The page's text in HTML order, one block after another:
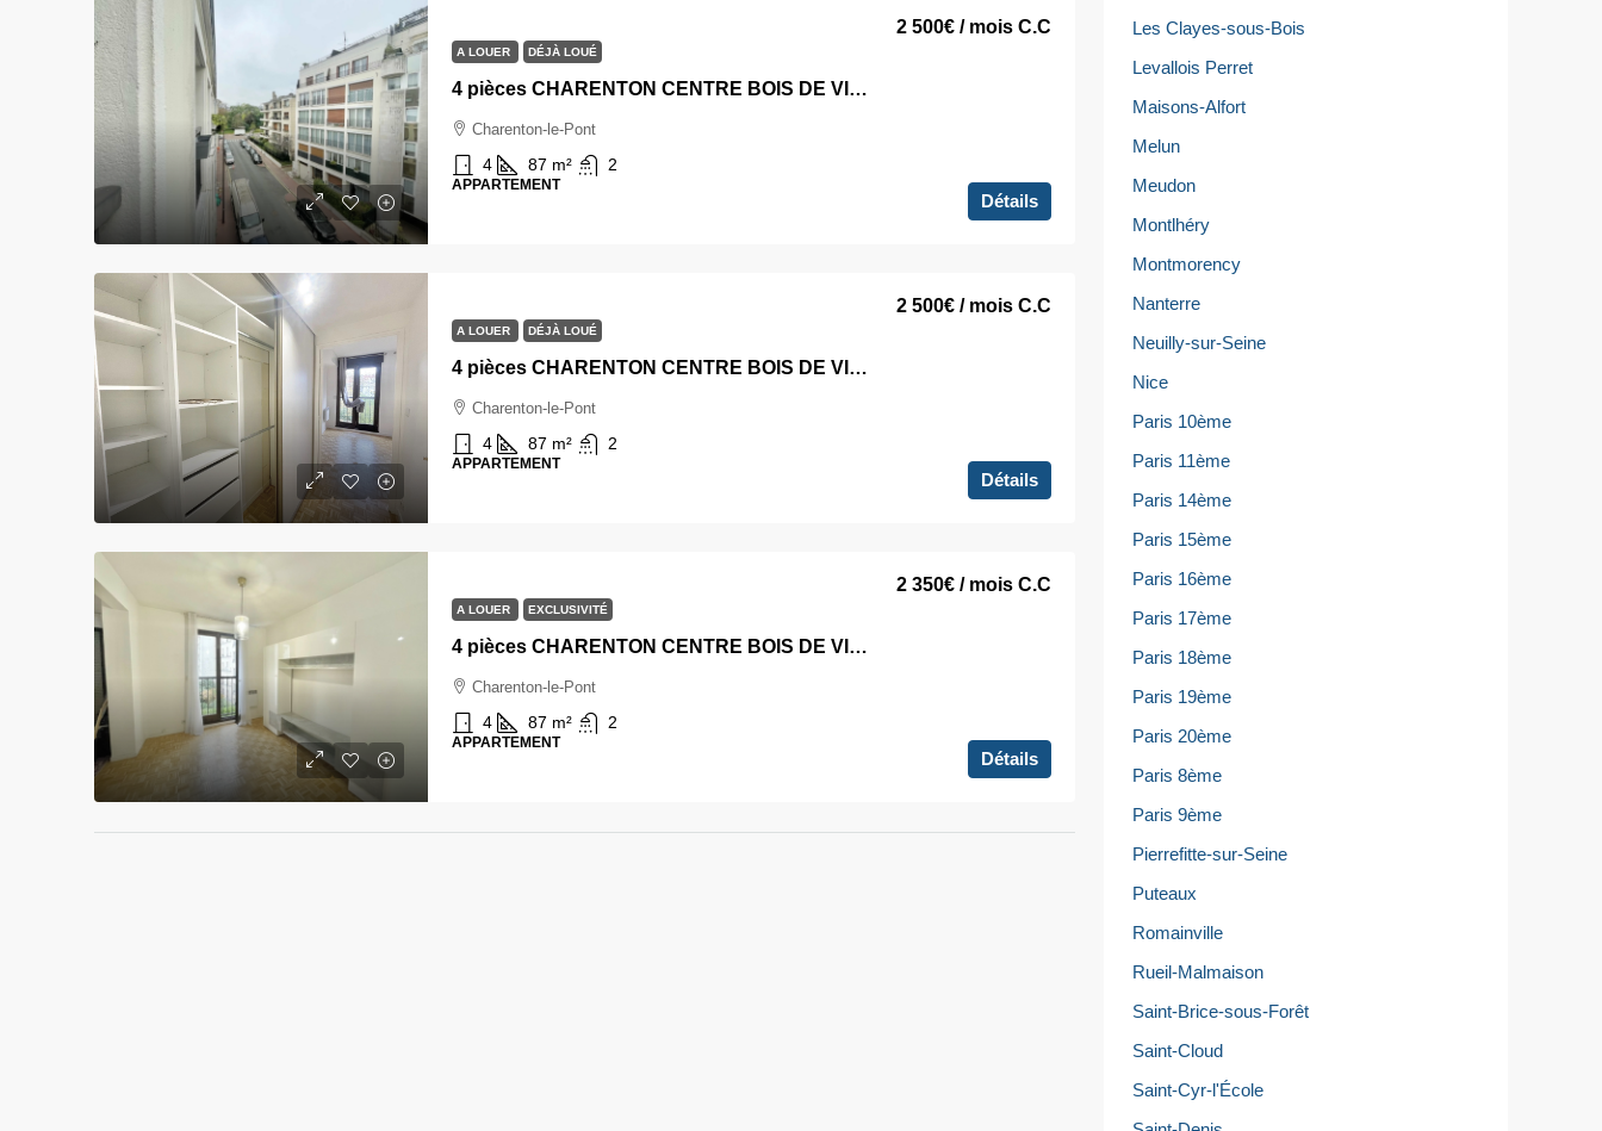
A LOUER DÉJÀ LOUÉ
4 pièces CHARENTON CENTRE BOIS DE VINCENNES
2 500€ / mois C.C
Charenton-le-Pont
4 87 m² 2
APPARTEMENT
Détails
A LOUER DÉJÀ LOUÉ
4 pièces CHARENTON CENTRE BOIS DE VINCENNES
2 500€ / mois C.C
Charenton-le-Pont
4 87 m² 2
APPARTEMENT
Détails
A LOUER EXCLUSIVITÉ
4 pièces CHARENTON CENTRE BOIS DE VINCENNES
2 350€ / mois C.C
Charenton-le-Pont
4 87 m² 2
APPARTEMENT
Détails
Les Clayes-sous-Bois
Levallois Perret
Maisons-Alfort
Melun
Meudon
Montlhéry
Montmorency
Nanterre
Neuilly-sur-Seine
Nice
Paris 10ème
Paris 11ème
Paris 14ème
Paris 15ème
Paris 16ème
Paris 17ème
Paris 18ème
Paris 19ème
Paris 20ème
Paris 8ème
Paris 9ème
Pierrefitte-sur-Seine
Puteaux
Romainville
Rueil-Malmaison
Saint-Brice-sous-Forêt
Saint-Cloud
Saint-Cyr-l'École